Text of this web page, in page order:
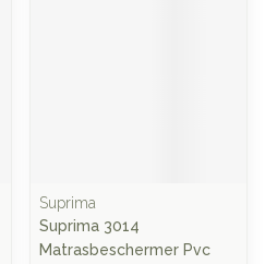
Suprima
Suprima 3014
Matrasbeschermer Pvc